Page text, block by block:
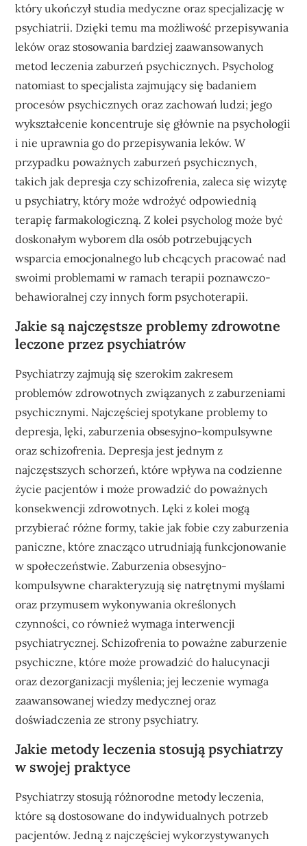
który ukończył studia medyczne oraz specjalizację w
psychiatrii. Dzięki temu ma możliwość przepisywania
leków oraz stosowania bardziej zaawansowanych
metod leczenia zaburzeń psychicznych. Psycholog
natomiast to specjalista zajmujący się badaniem
procesów psychicznych oraz zachowań ludzi; jego
wykształcenie koncentruje się głównie na psychologii
i nie uprawnia go do przepisywania leków. W
przypadku poważnych zaburzeń psychicznych,
takich jak depresja czy schizofrenia, zaleca się wizytę
u psychiatry, który może wdrożyć odpowiednią
terapię farmakologiczną. Z kolei psycholog może być
doskonałym wyborem dla osób potrzebujących
wsparcia emocjonalnego lub chcących pracować nad
swoimi problemami w ramach terapii poznawczo-
behawioralnej czy innych form psychoterapii.
Jakie są najczęstsze problemy zdrowotne
leczone przez psychiatrów
Psychiatrzy zajmują się szerokim zakresem
problemów zdrowotnych związanych z zaburzeniami
psychicznymi. Najczęściej spotykane problemy to
depresja, lęki, zaburzenia obsesyjno-kompulsywne
oraz schizofrenia. Depresja jest jednym z
najczęstszych schorzeń, które wpływa na codzienne
życie pacjentów i może prowadzić do poważnych
konsekwencji zdrowotnych. Lęki z kolei mogą
przybierać różne formy, takie jak fobie czy zaburzenia
paniczne, które znacząco utrudniają funkcjonowanie
w społeczeństwie. Zaburzenia obsesyjno-
kompulsywne charakteryzują się natrętnymi myślami
oraz przymusem wykonywania określonych
czynności, co również wymaga interwencji
psychiatrycznej. Schizofrenia to poważne zaburzenie
psychiczne, które może prowadzić do halucynacji
oraz dezorganizacji myślenia; jej leczenie wymaga
zaawansowanej wiedzy medycznej oraz
doświadczenia ze strony psychiatry.
Jakie metody leczenia stosują psychiatrzy
w swojej praktyce
Psychiatrzy stosują różnorodne metody leczenia,
które są dostosowane do indywidualnych potrzeb
pacjentów. Jedną z najczęściej wykorzystywanych